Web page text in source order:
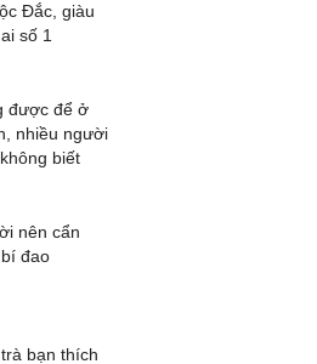
Đắc, giàu
số 1
được để ở
nhiều người
biết
nên cẩn
đao
bạn thích